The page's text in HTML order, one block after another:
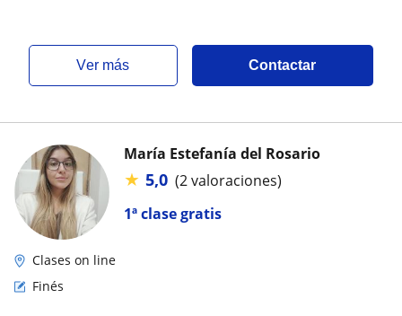
ver más Contactar
1ª clase gratis
María Estefanía del Rosario
★ 5,0 (2 valoraciones)
Clases on line
Finés